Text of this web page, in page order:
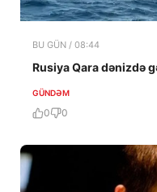
BU GÜN / 08:44
Rusiya Qara dənizdə
GÜNDƏM
0 0